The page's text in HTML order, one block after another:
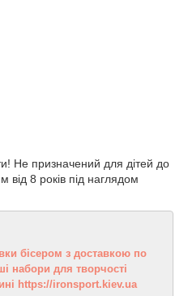
Не призначений для дітей до
від 8 років під наглядом
бісером з доставкою по
набори для творчості
https://ironsport.kiev.ua